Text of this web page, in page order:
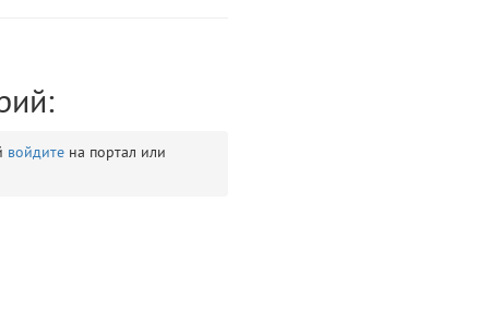
войдите на портал или
allure/partials/_top_block_noauth.blade.php)